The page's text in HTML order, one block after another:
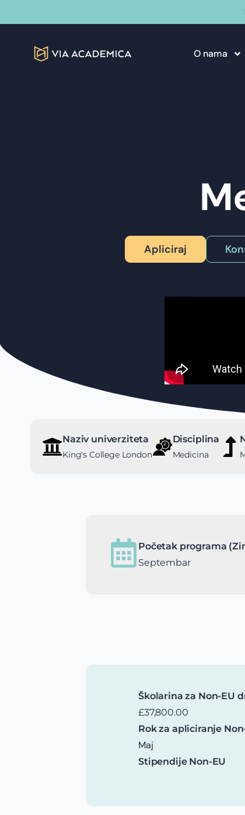
O nama
Apliciraj
Naziv univerziteta
King's College London
Disciplina
Medicina
Početak programa
Septembar
Školarina za Non-EU
£37,800.00
Rok za apliciranje
Maj
Stipendije Non-EU